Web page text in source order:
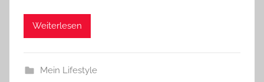
Weiterlesen
Mein Lifestyle